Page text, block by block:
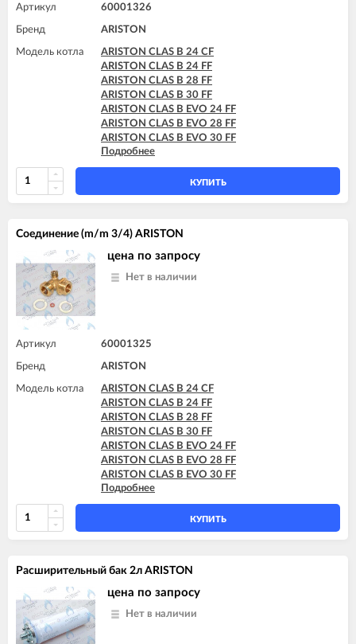
Артикул 60001326
Бренд ARISTON
Модель котла
ARISTON CLAS B 24 CF
ARISTON CLAS B 24 FF
ARISTON CLAS B 28 FF
ARISTON CLAS B 30 FF
ARISTON CLAS B EVO 24 FF
ARISTON CLAS B EVO 28 FF
ARISTON CLAS B EVO 30 FF
ARISTON CLAS B X 24 FF
ARISTON CLAS B X 28 FF
Подробнее
КУПИТЬ
Соединение (m/m 3/4) ARISTON
цена по запросу
Нет в наличии
Артикул 60001325
Бренд ARISTON
Модель котла
ARISTON CLAS B 24 CF
ARISTON CLAS B 24 FF
ARISTON CLAS B 28 FF
ARISTON CLAS B 30 FF
ARISTON CLAS B EVO 24 FF
ARISTON CLAS B EVO 28 FF
ARISTON CLAS B EVO 30 FF
ARISTON CLAS B X 24 FF
ARISTON CLAS B X 28 FF
Подробнее
КУПИТЬ
Расширительный бак 2л ARISTON
цена по запросу
Нет в наличии